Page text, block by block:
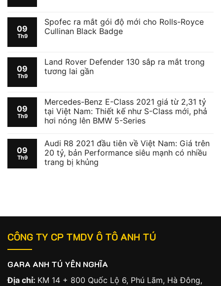
09
Th9
Spofec ra mắt gói độ mới cho Rolls-Royce
Cullinan Black Badge
09
Th9
Land Rover Defender 130 sắp ra mắt trong
tương lai gần
09
Th9
Mercedes-Benz E-Class 2021 giá từ 2,31 tỷ
tại Việt Nam: Thiết kế như S-Class mới, phả
hơi nóng lên BMW 5-Series
09
Th9
Audi R8 2021 đầu tiên về Việt Nam: Giá trên
20 tỷ, bản Performance siêu mạnh có nhiều
trang bị khủng
CÔNG TY CP TMDV Ô TÔ ANH TÚ
GARA ANH TÚ YÊN NGHĨA
Địa chỉ: KM 14 + 800 Quốc Lộ 6, Phú Lãm, Hà Đông,